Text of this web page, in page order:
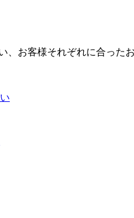
、お客様それぞれに合った